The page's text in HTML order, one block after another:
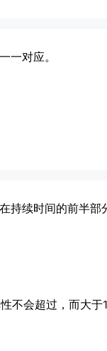
一对应。
持续时间的前半
不会超过，而大于